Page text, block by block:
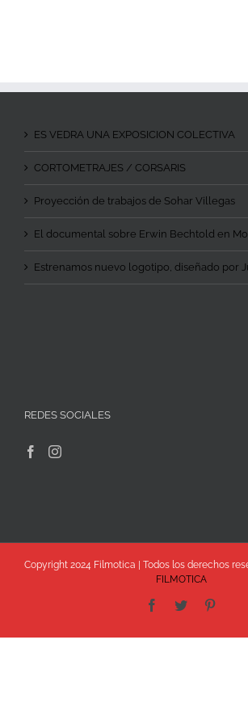
ES VEDRA UNA EXPOSICION COLECTIVA
CORTOMETRAJES / CORSARIS
Proyección de trabajos de Sohar Villegas
El documental sobre Erwin Bechtold en
Estrenamos nuevo logotipo, diseñado por
REDES SOCIALES
Copyright 2024 Filmotica | Todos los derechos
FILMOTICA
Facebook
Twitter